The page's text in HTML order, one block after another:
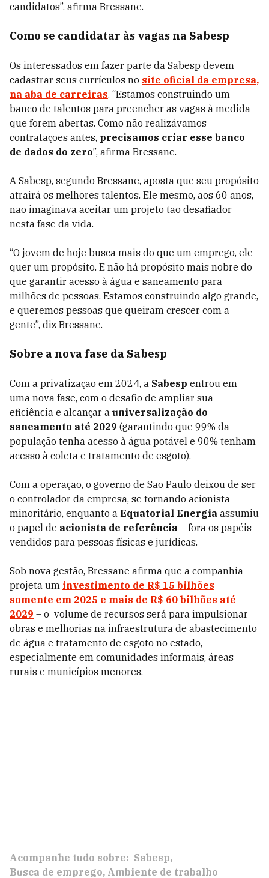
candidatos”, afirma Bressane.
Como se candidatar às vagas na Sabesp
Os interessados em fazer parte da Sabesp devem
cadastrar seus currículos no site oficial da empresa,
na aba de carreiras. “Estamos construindo um
banco de talentos para preencher as vagas à medida
que forem abertas. Como não realizávamos
contratações antes, precisamos criar esse banco
de dados do zero”, afirma Bressane.
A Sabesp, segundo Bressane, aposta que seu propósito
atrairá os melhores talentos. Ele mesmo, aos 60 anos,
não imaginava aceitar um projeto tão desafiador
nesta fase da vida.
“O jovem de hoje busca mais do que um emprego, ele
quer um propósito. E não há propósito mais nobre do
que garantir acesso à água e saneamento para
milhões de pessoas. Estamos construindo algo grande,
e queremos pessoas que queiram crescer com a
gente”, diz Bressane.
Sobre a nova fase da Sabesp
Com a privatização em 2024, a Sabesp entrou em
uma nova fase, com o desafio de ampliar sua
eficiência e alcançar a universalização do
saneamento até 2029 (garantindo que 99% da
população tenha acesso à água potável e 90% tenham
acesso à coleta e tratamento de esgoto).
Com a operação, o governo de São Paulo deixou de ser
o controlador da empresa, se tornando acionista
minoritário, enquanto a Equatorial Energia assumiu
o papel de acionista de referência – fora os papéis
vendidos para pessoas físicas e jurídicas.
Sob nova gestão, Bressane afirma que a companhia
projeta um investimento de R$ 15 bilhões
somente em 2025 e mais de R$ 60 bilhões até
2029 – o volume de recursos será para impulsionar
obras e melhorias na infraestrutura de abastecimento
de água e tratamento de esgoto no estado,
especialmente em comunidades informais, áreas
rurais e municípios menores.
Acompanhe tudo sobre: Sabesp
Busca de emprego Ambiente de trabalho